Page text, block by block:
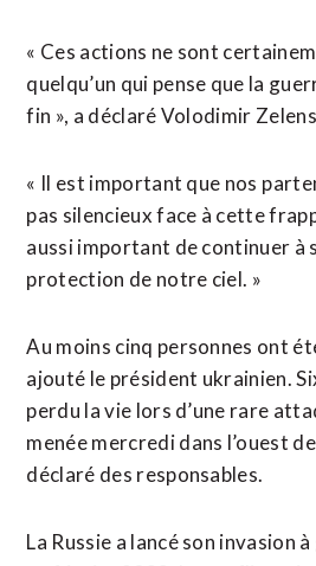
« Ces actions ne ​sont
quelqu’un qui pense que la
fin », a déclaré ​Volodimir
« Il est important que nos
pas silencieux face à cette
aussi important de continuer à
protection de notre ciel. »
Au ‌moins cinq personnes ont
ajouté le président ukrainien.
perdu la vie lors d’une rare
menée mercredi dans l’ouest
déclaré des responsables.
La Russie a lancé son invasion